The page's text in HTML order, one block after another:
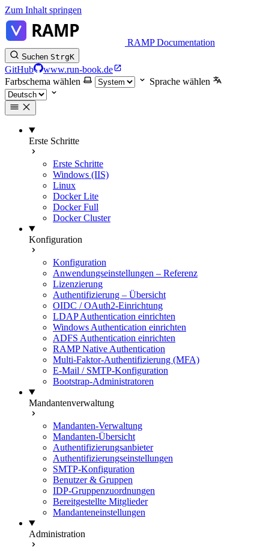
Zum Inhalt springen
RAMP Documentation
Suchen StrgK
GitHub
www.run-book.de
Farbschema wählen
Sprache wählen
Erste Schritte
Erste Schritte
Windows (IIS)
Linux
Docker Lite
Docker Full
Docker Cluster
Konfiguration
Konfiguration
Anwendungseinstellungen – Referenz
Lizenzierung
Authentifizierung – Übersicht
OIDC / OAuth2-Einrichtung
LDAP Authentication einrichten
Windows Authentication einrichten
ADFS Authentication einrichten
RAMP Native Authentication
Multi-Faktor-Authentifizierung (MFA)
E-Mail / SMTP-Konfiguration
Bootstrap-Administratoren
Mandantenverwaltung
Mandanten-Verwaltung
Mandanten-Übersicht
Authentifizierungsanbieter
Authentifizierungseinstellungen
SMTP-Konfiguration
Benutzer & Gruppen
IDP-Gruppenzuordnungen
Bereitgestellte Mitglieder
Mandanteneinstellungen
Administration